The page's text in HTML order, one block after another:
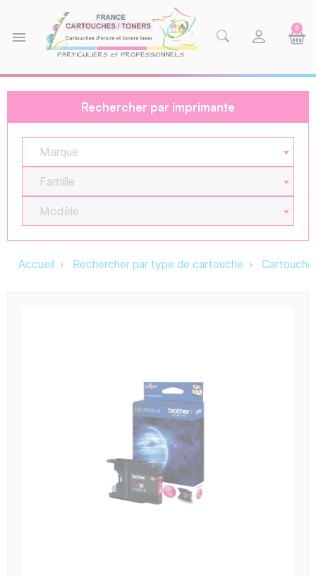
menu
0
Rechercher par imprimante
Marque
Famille
Modèle
Accueil Rechercher par type de cartouche